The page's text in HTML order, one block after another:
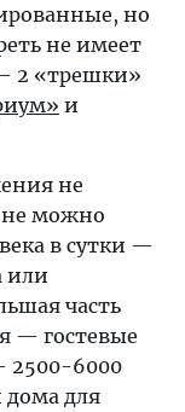
но
не имеет
2 «трешки»
и
не
можно
в сутки —
или
часть
— гостевые
2500-6000
дома для